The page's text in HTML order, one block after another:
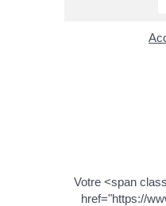
Votre <span
href="https://